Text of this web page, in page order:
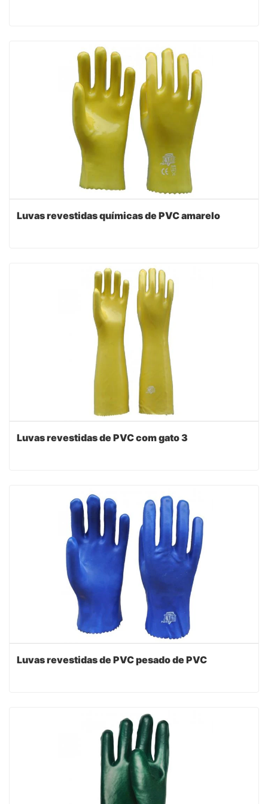
Luvas revestidas químicas de PVC amarelo
Luvas revestidas de PVC com gato 3
Luvas revestidas de PVC pesado de PVC